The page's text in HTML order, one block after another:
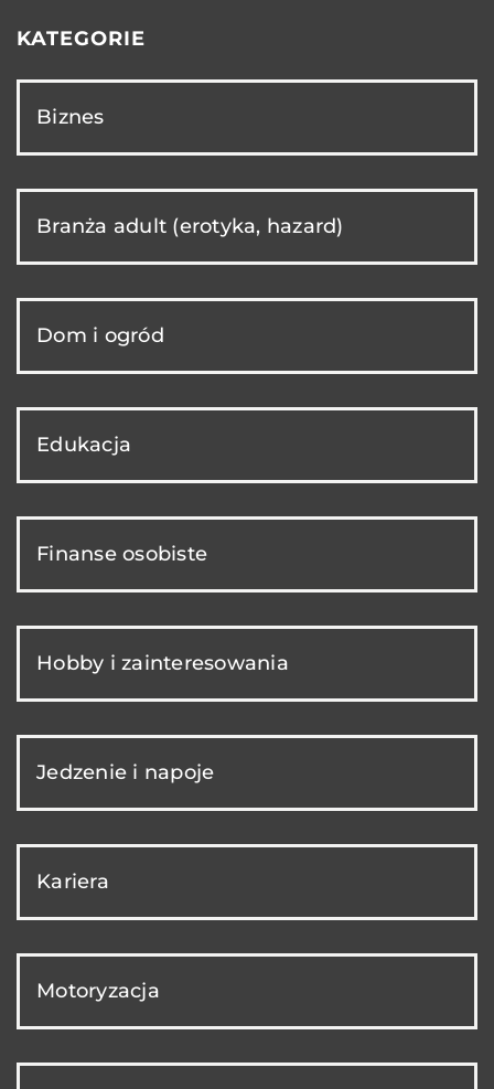
KATEGORIE
Biznes
Branża adult (erotyka, hazard)
Dom i ogród
Edukacja
Finanse osobiste
Hobby i zainteresowania
Jedzenie i napoje
Kariera
Motoryzacja